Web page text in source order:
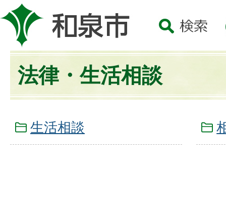
法律・生活相談
生活相談